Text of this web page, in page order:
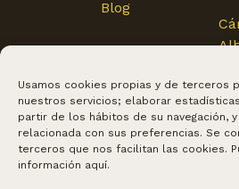
Usamos cookies propias y de terceros
nuestros servicios; elaborar
partir de los hábitos de su navegación,
relacionada con sus preferencias. Se
terceros que nos facilitan las cookies.
información aquí.
Blog